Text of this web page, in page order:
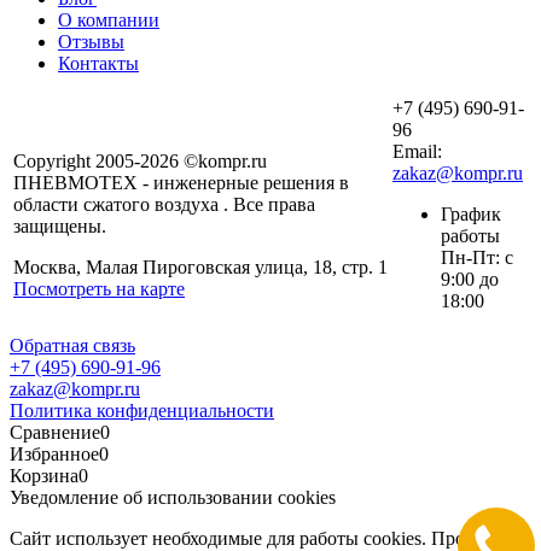
О компании
Отзывы
Контакты
Copyright 2005-2026 ©kompr.ru
ПНЕВМОТЕХ - инженерные решения в
области сжатого воздуха . Все права
защищены.
Москва, Малая Пироговская улица, 18, стр. 1
Посмотреть на карте
+7 (495) 690-91-
96
Email:
zakaz@kompr.ru
График
работы
Пн-Пт: с
9:00 до
18:00
Обратная связь
+7 (495) 690-91-96
zakaz@kompr.ru
Политика конфиденциальности
Сравнение0
Избранное0
Корзина0
Уведомление об использовании cookies
Сайт использует необходимые для работы cookies. Продолжая